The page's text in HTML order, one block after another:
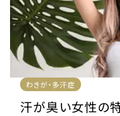
わきが・多汗症
汗が臭い女性の